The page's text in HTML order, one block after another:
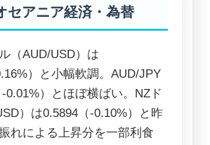
セアニア経済・為替
（AUD/USD）は
）と小幅軟調。AUD/JPY
0.01%）とほぼ横ばい。NZド
）は0.5894（-0.10%）と昨
れによる上昇分を一部利食